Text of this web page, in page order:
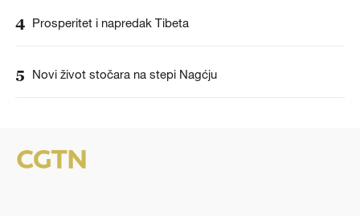
4 Prosperitet i napredak Tibeta
5 Novi život stočara na stepi Nagćju